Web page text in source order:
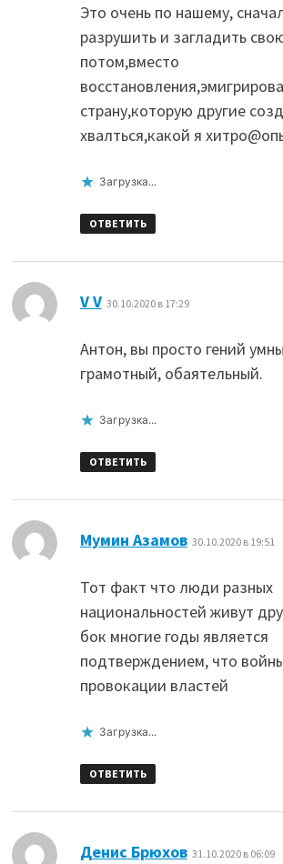
Это очень по нашему,
разрушить и загладить
потом,вместо
страну,которую другие
хвалться,какой я
Загрузка...
ОТВЕТИТЬ
V V: 30.10.2020 в 17:29
Антон, вы просто гений
грамотный, обаятельный.
Загрузка...
ОТВЕТИТЬ
Мумин Азамов: 30.10.2020 в 19:51
Тот факт что люди разных
национальностей живут
бок многие годы является
подтверждением, что
провокации властей
Загрузка...
ОТВЕТИТЬ
Денис Брюхов: 31.10.2020 в 06:09